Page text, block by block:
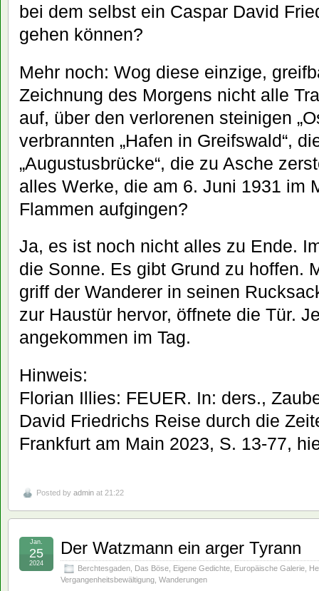
bei dem selbst ein Caspar David
gehen können?
Mehr noch: Wog diese einzige,
Zeichnung des Morgens nicht alle
auf, über den verlorenen steinigen
verbrannten „Hafen in Greifswald“,
„Augustusbrücke“, die zu Asche
alles Werke, die am 6. Juni 1931 im
Flammen aufgingen?
Ja, es ist noch nicht alles zu Ende.
die Sonne. Es gibt Grund zu hoffen.
griff der Wanderer in seinen
zur Haustür hervor, öffnete die Tür.
angekommen im Tag.
Hinweis:
Florian Illies: FEUER. In: ders.,
David Friedrichs Reise durch die
Frankfurt am Main 2023, S. 13-77,
Posted by admin at 21:22
Der Watzmann ein arger Tyrann
Berchtesgaden Das Böse Eigene Gedichte Europäische Galerie
Vergangenheitsbewältigung Wanderungen
Jan.
25
2024